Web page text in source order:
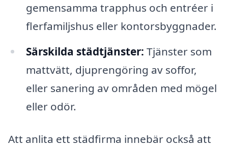
gemensamma trapphus och entréer i
flerfamiljshus eller kontorsbyggnader.
Särskilda städtjänster: Tjänster som
mattvätt, djuprengöring av soffor,
eller sanering av områden med mögel
eller odör.
Att anlita ett städfirma innebär också att